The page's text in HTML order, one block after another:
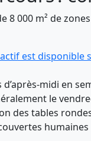
8 000 m² de
est disponible
midi en
le
des tables
humaines